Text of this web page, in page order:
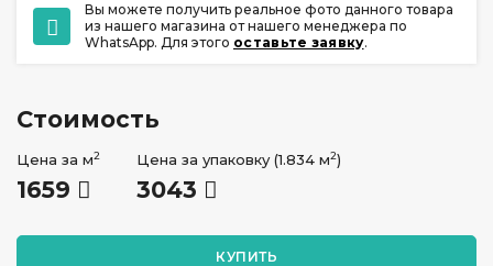
Вы можете получить реальное фото данного товара
из нашего магазина от нашего менеджера по
WhatsApp. Для этого оставьте заявку.
Стоимость
Цена за м2
1659
Цена за упаковку (1.834 м2)
3043
КУПИТЬ